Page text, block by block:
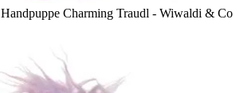
Charming Traudl - Wiwaldi & Co